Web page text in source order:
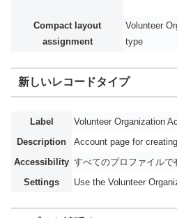
Compact layout
assignment
Volunteer
type
新しいレコードタイプ
Label
Volunteer Organization
Description
Account page for
Accessibility すべてのプロファイルで
Settings
Use the Volunteer